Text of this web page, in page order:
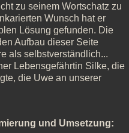
zu seinem Wortschatz zu
Wunsch hat er
Lösung gefunden. Die
Aufbau dieser Seite
als selbstverständlich...
Lebensgefährtin Silke, die
die Uwe an unserer
und Umsetzung: